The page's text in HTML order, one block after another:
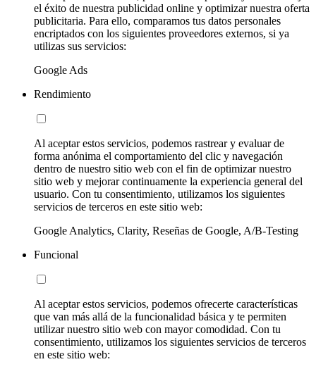
el éxito de nuestra publicidad online y optimizar nuestra oferta
publicitaria. Para ello, comparamos tus datos personales
encriptados con los siguientes proveedores externos, si ya
utilizas sus servicios:
Google Ads
Rendimiento
Al aceptar estos servicios, podemos rastrear y evaluar de
forma anónima el comportamiento del clic y navegación
dentro de nuestro sitio web con el fin de optimizar nuestro
sitio web y mejorar continuamente la experiencia general del
usuario. Con tu consentimiento, utilizamos los siguientes
servicios de terceros en este sitio web:
Google Analytics, Clarity, Reseñas de Google, A/B-Testing
Funcional
Al aceptar estos servicios, podemos ofrecerte características
que van más allá de la funcionalidad básica y te permiten
utilizar nuestro sitio web con mayor comodidad. Con tu
consentimiento, utilizamos los siguientes servicios de terceros
en este sitio web: